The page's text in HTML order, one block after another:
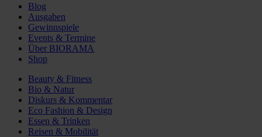
Blog
Ausgaben
Gewinnspiele
Events & Termine
Über BIORAMA
Shop
Beauty & Fitness
Bio & Natur
Diskurs & Kommentar
Eco Fashion & Design
Essen & Trinken
Reisen & Mobilität